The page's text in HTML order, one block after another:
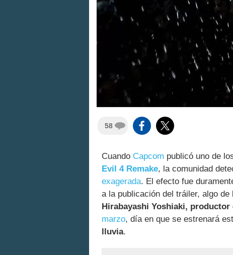
58
Cuando Capcom publicó uno de
Evil 4 Remake, la comunidad
exagerada. El efecto fue
a la publicación del tráiler, algo
Hirabayashi Yoshiaki, productor
marzo, día en que se estrenará
lluvia.